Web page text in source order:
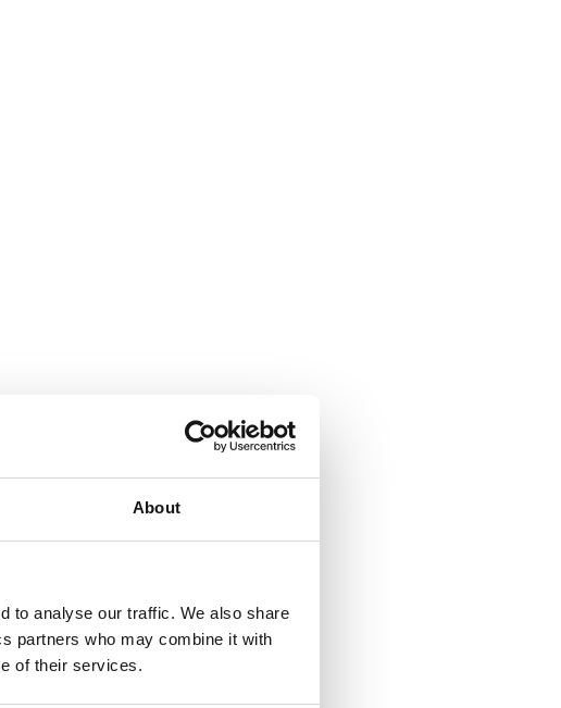
About
to analyse our traffic. We also share
partners who may combine it with
of their services.